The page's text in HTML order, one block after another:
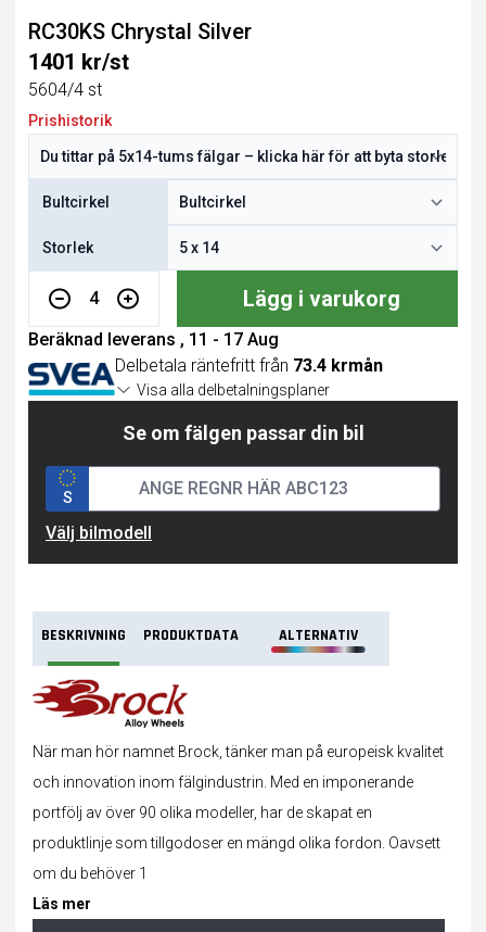
RC30KS Chrystal Silver
1401 kr/st
5604/4 st
Prishistorik
Bultcirkel
Storlek
4 Lägg i varukorg
Beräknad leverans , 11 - 17 Aug
Delbetala räntefritt från 73.4 krmån
Visa alla delbetalningsplaner
Se om fälgen passar din bil
S
Välj bilmodell
BESKRIVNING PRODUKTDATA ALTERNATIV
När man hör namnet Brock, tänker man på europeisk kvalitet
och innovation inom fälgindustrin. Med en imponerande
portfölj av över 90 olika modeller, har de skapat en
produktlinje som tillgodoser en mängd olika fordon. Oavsett
om du behöver 1
Läs mer